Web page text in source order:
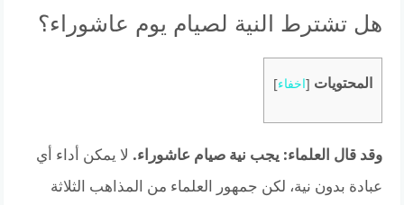
هل تشترط النية لصيام يوم عاشوراء؟
المحتويات [اخفاء]
وقد قال العلماء: يجب نية صيام عاشوراء. لا يمكن أداء أي
عبادة بدون نية، لكن جمهور العلماء من المذاهب الثلاثة